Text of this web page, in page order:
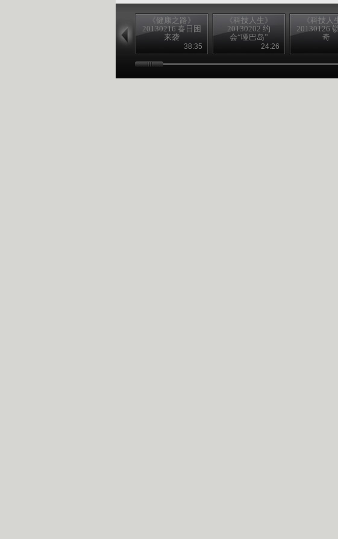
《健康之路》
20130216 春日困
来袭
38:35
《科技人生》
20130202 约
会“哑巴岛”
24:26
《科技人
20130126
奇